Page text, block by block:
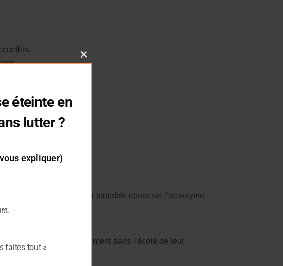
.
scolaire. Elle en a toutefois conservé l’acronyme
scolaire.
scolaire ou plus simplement dans l’école de leur
Close
éteinte en
lutter ?
expliquer)
faites tout «